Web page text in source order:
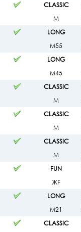
CLASSIC
М
LONG
М55
LONG
М45
CLASSIC
М
CLASSIC
М
CLASSIC
М
FUN
ЖF
LONG
М21
CLASSIC